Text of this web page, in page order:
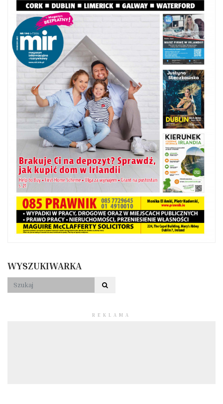
WYSZUKIWARKA
REKLAMA